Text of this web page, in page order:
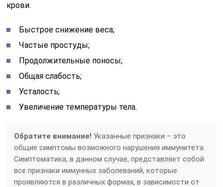
крови.
Быстрое снижение веса;
Частые простуды;
Продолжительные поносы;
Общая слабость;
Усталость;
Увеличение температуры тела.
Обратите внимание! Указанные признаки – это
общие симптомы возможного нарушения иммунитета.
Симптоматика, в данном случае, представляет собой
все признаки иммунных заболеваний, которые
проявляются в различных формах, в зависимости от